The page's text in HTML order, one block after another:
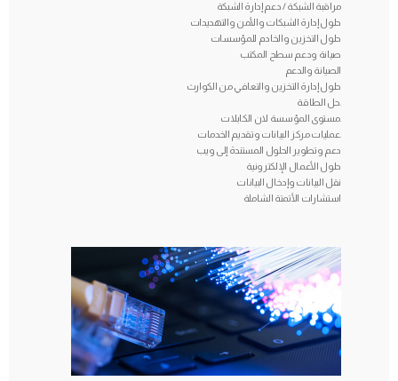
مراقبة الشبكة / دعم إدارة الشبكة
حلول إدارة الشبكات والأمن والتهديدات
حلول التخزين والخادم للمؤسسات
صيانة ودعم سطح المكتب
الصيانة والدعم
حلول إدارة التخزين والتعافي من الكوارث
مستوى المؤسسة لان الكابلات.
دعم وتطوير الحلول المستندة إلى ويب
حلول الأعمال الإلكترونية
نقل البيانات وإدخال البيانات
استشارات الأتمتة الشاملة